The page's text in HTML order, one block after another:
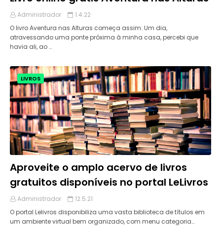
Administrador
1.4.22
O livro Aventura nas Alturas começa assim: Um dia,
atravessando uma ponte próxima à minha casa, percebi que
havia ali, ao …
LIVROS
Aproveite o amplo acervo de livros
gratuitos disponíveis no portal LeLivros
Administrador
12.5.21
O portal Lelivros disponibiliza uma vasta biblioteca de títulos em
um ambiente virtual bem organizado, com menu categoria…